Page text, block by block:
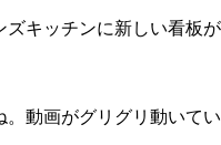
ズキッチンに新しい看板が
動画がグリグリ動いてい